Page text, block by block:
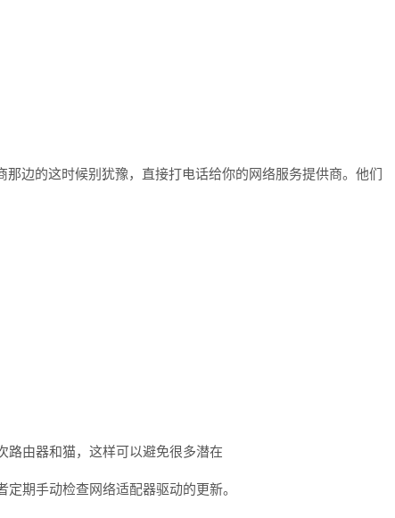
边的这时候别犹豫，直接打电话给你的网络服务提供商。他们
路由器和猫，这样可以避免很多潜在
期手动检查网络适配器驱动的更新。